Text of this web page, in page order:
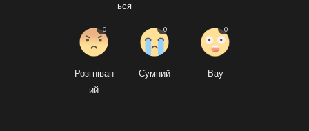
ься
Розгніван
ий
0
Сумний
0
Вау
0